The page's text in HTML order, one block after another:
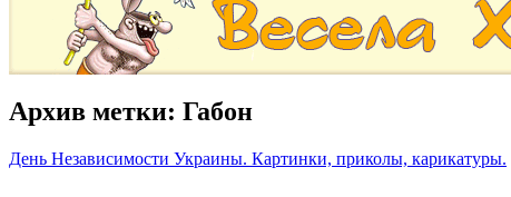
Архив метки: Габон
День Независимости Украины. Картинки, приколы, карикатуры.